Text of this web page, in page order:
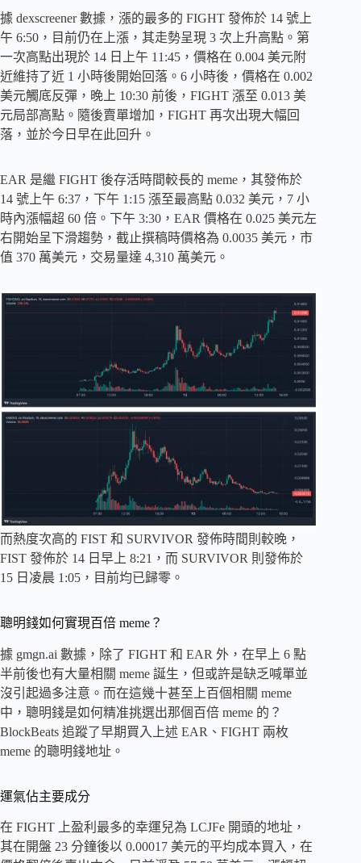
據 dexscreener 數據，漲的最多的 FIGHT 發佈於 14 號上
午 6:50，目前仍在上漲，其走勢呈現 3 次上升高點。第
一次高點出現於 14 日上午 11:45，價格在 0.004 美元附
近維持了近 1 小時後開始回落。6 小時後，價格在 0.002
美元觸底反彈，晚上 10:30 前後，FIGHT 漲至 0.013 美
元局部高點。隨後賣單增加，FIGHT 再次出現大幅回
落，並於今日早在此回升。
EAR 是繼 FIGHT 後存活時間較長的 meme，其發佈於
14 號上午 6:37，下午 1:15 漲至最高點 0.032 美元，7 小
時內漲幅超 60 倍。下午 3:30，EAR 價格在 0.025 美元左
右開始呈下滑趨勢，截止撰稿時價格為 0.0035 美元，市
值 370 萬美元，交易量達 4,310 萬美元。
而熱度次高的 FIST 和 SURVIVOR 發佈時間則較晚，
FIST 發佈於 14 日早上 8:21，而 SURVIVOR 則發佈於
15 日凌晨 1:05，目前均已歸零。
聰明錢如何實現百倍 meme？
據 gmgn.ai 數據，除了 FIGHT 和 EAR 外，在早上 6 點
半前後也有大量相關 meme 誕生，但或許是缺乏喊單並
沒引起過多注意。而在這幾十甚至上百個相關 meme
中，聰明錢是如何精准挑選出那個百倍 meme 的？
BlockBeats 追蹤了早期買入上述 EAR、FIGHT 兩枚
meme 的聰明錢地址。
運氣佔主要成分
在 FIGHT 上盈利最多的幸運兒為 LCJFe 開頭的地址，
其在開盤 23 分鐘後以 0.00017 美元的平均成本買入，在